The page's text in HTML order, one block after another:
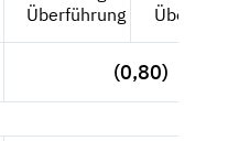
Überführung
(0,80)